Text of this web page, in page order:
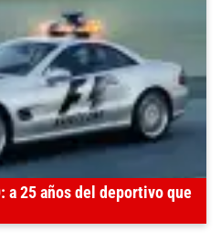
a 25 años del deportivo que